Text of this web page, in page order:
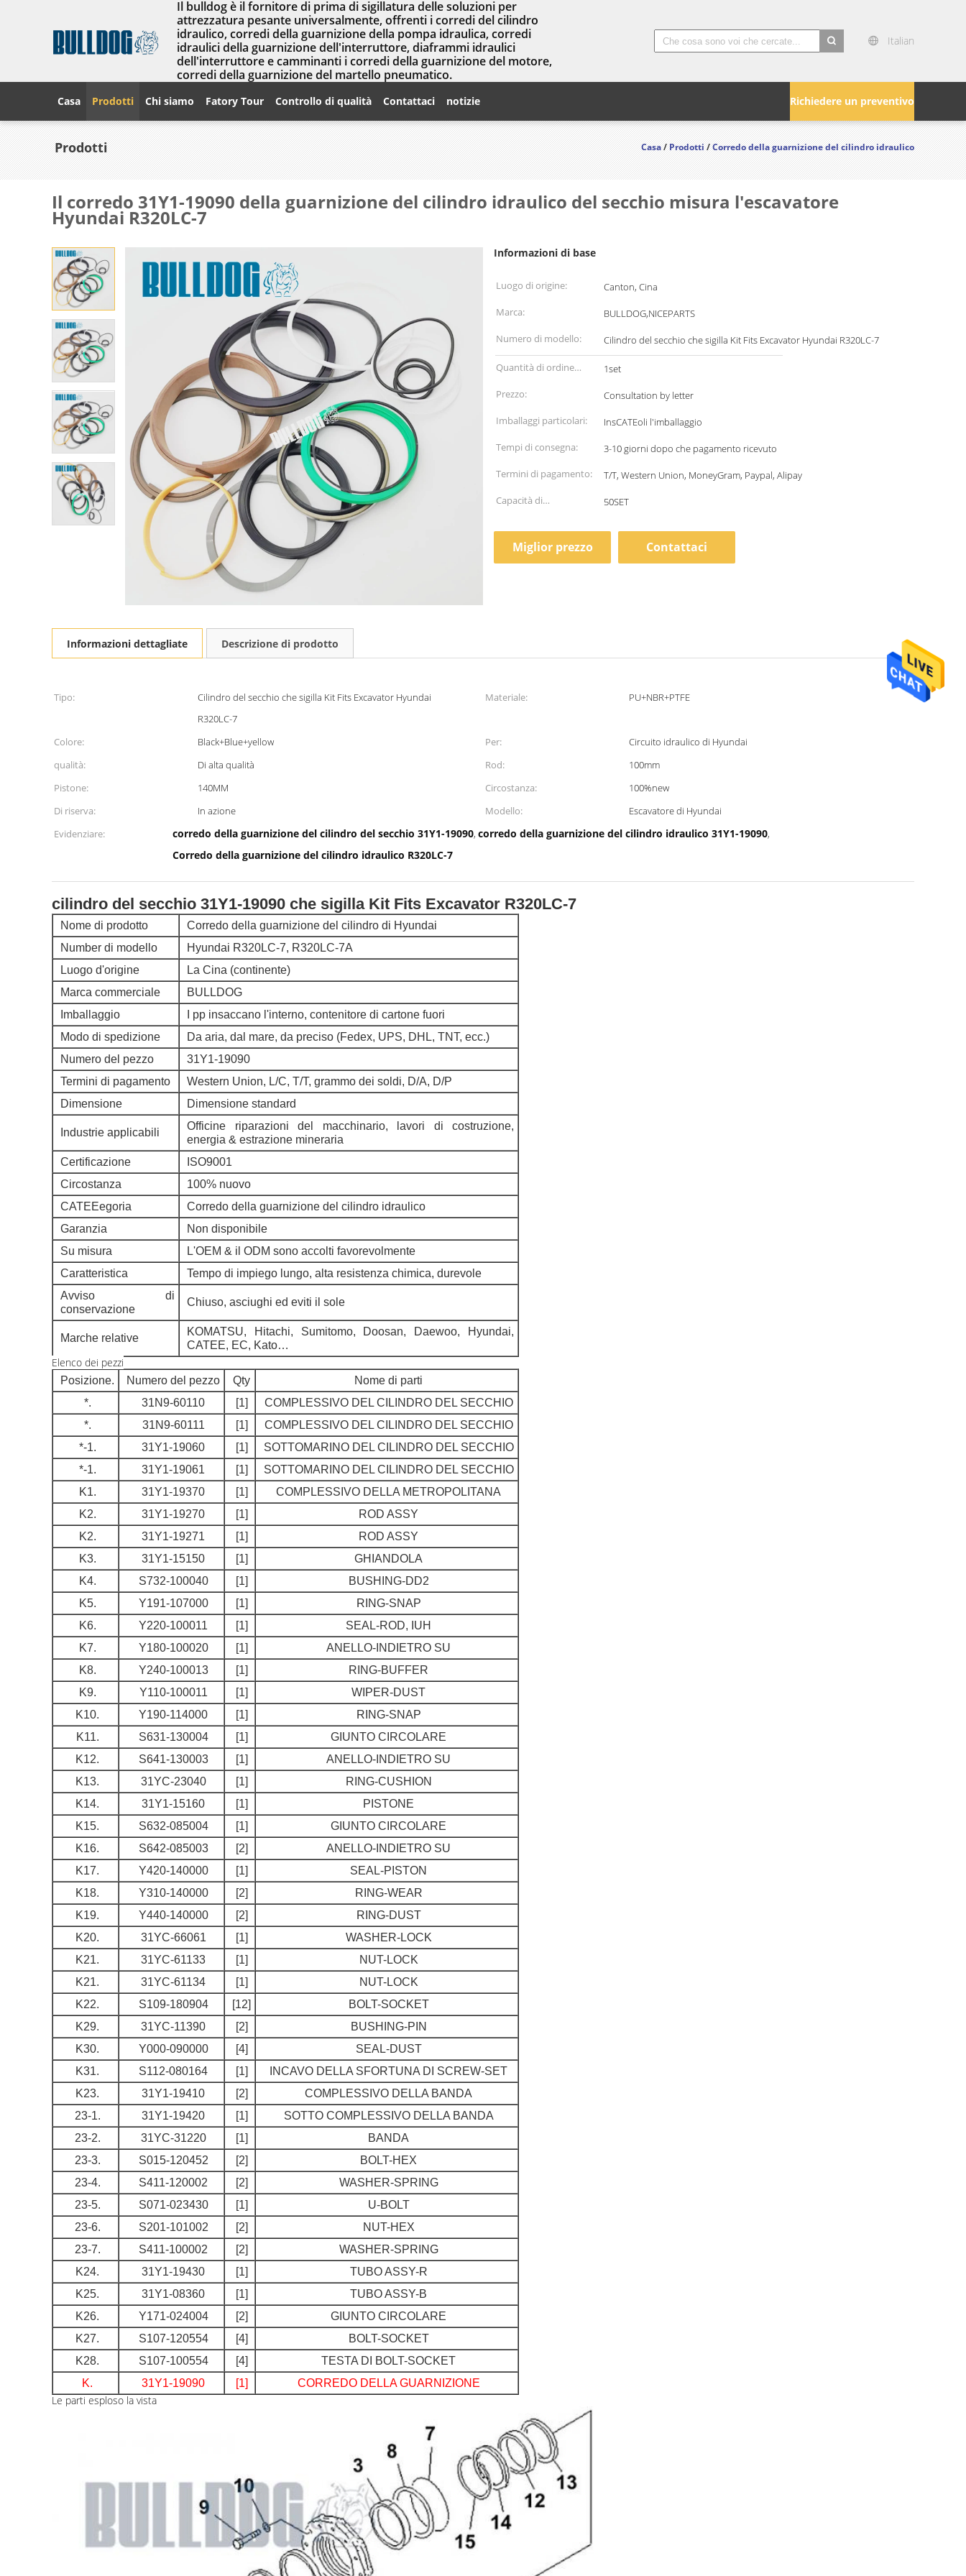
Il bulldog è il fornitore di prima di sigillatura delle soluzioni per
attrezzatura pesante universalmente, offrenti i corredi del cilindro
idraulico, corredi della guarnizione della pompa idraulica, corredi
idraulici della guarnizione dell'interruttore, diaframmi idraulici
dell'interruttore e camminanti i corredi della guarnizione del motore,
corredi della guarnizione del martello pneumatico.
Italian
Richiedere un preventivo
Casa Prodotti Chi siamo Fatory Tour Controllo di qualità Contattaci notizie
Prodotti Casa/Prodotti/Corredo della guarnizione del cilindro idraulico
Il corredo 31Y1-19090 della guarnizione del cilindro idraulico del secchio misura l'escavatore
Hyundai R320LC-7
Informazioni di base
Luogo di origine:
Canton, Cina
Marca:
BULLDOG,NICEPARTS
Numero di modello:
Cilindro del secchio che sigilla Kit Fits Excavator Hyundai R320LC-7
Quantità di ordine
minimo:
1set
Prezzo:
Consultation by letter
Imballaggi particolari:
InsCATEoli l'imballaggio
Tempi di consegna:
3-10 giorni dopo che pagamento ricevuto
Termini di pagamento:
T/T, Western Union, MoneyGram, Paypal, Alipay
Capacità di
50SET
Miglior prezzo Contattaci
Informazioni dettagliate Descrizione di prodotto
Tipo:
Cilindro del secchio che sigilla Kit Fits Excavator Hyundai
R320LC-7
Materiale: PU+NBR+PTFE
Colore: Black+Blue+yellow Per:
Circuito idraulico di Hyundai
qualità:
Di alta qualità Rod:
100mm
Pistone:
140MM Circostanza:
100%new
Di riserva:
In azione Modello:
Escavatore di Hyundai
Evidenziare:
corredo della guarnizione del cilindro del secchio 31Y1-19090, corredo della guarnizione del cilindro idraulico 31Y1-19090,
Corredo della guarnizione del cilindro idraulico R320LC-7
cilindro del secchio 31Y1-19090 che sigilla Kit Fits Excavator R320LC-7
Nome di prodotto
Corredo della guarnizione del cilindro di Hyundai
Number di modello
Hyundai R320LC-7, R320LC-7A
Luogo d'origine
La Cina (continente)
Marca commerciale
BULLDOG
Imballaggio
I pp insaccano l'interno, contenitore di cartone fuori
Modo di spedizione
Da aria, dal mare, da preciso (Fedex, UPS, DHL, TNT, ecc.)
Numero del pezzo
31Y1-19090
Termini di pagamento
Western Union, L/C, T/T, grammo dei soldi, D/A, D/P
Dimensione
Dimensione standard
Industrie applicabili
Officine riparazioni del macchinario, lavori di costruzione,
energia & estrazione mineraria
Certificazione
ISO9001
Circostanza
100% nuovo
CATEEegoria
Corredo della guarnizione del cilindro idraulico
Garanzia
Non disponibile
Su misura
L'OEM & il ODM sono accolti favorevolmente
Caratteristica
Tempo di impiego lungo, alta resistenza chimica, durevole
Avviso di
conservazione
Chiuso, asciughi ed eviti il sole
Marche relative
KOMATSU, Hitachi, Sumitomo, Doosan, Daewoo, Hyundai,
CATEE, EC, Kato…
Elenco dei pezzi
Posizione. Numero del pezzo Qty
Nome di parti
*.
31N9-60110 [1]
COMPLESSIVO DEL CILINDRO DEL SECCHIO
*.
31N9-60111 [1]
COMPLESSIVO DEL CILINDRO DEL SECCHIO
*-1.
31Y1-19060 [1]
SOTTOMARINO DEL CILINDRO DEL SECCHIO
*-1.
31Y1-19061 [1]
SOTTOMARINO DEL CILINDRO DEL SECCHIO
K1.
31Y1-19370 [1]
COMPLESSIVO DELLA METROPOLITANA
K2.
31Y1-19270 [1]
ROD ASSY
K2.
31Y1-19271 [1]
ROD ASSY
K3.
31Y1-15150 [1]
GHIANDOLA
K4.
S732-100040 [1]
BUSHING-DD2
K5.
Y191-107000 [1]
RING-SNAP
K6.
Y220-100011 [1]
SEAL-ROD, IUH
K7.
Y180-100020 [1]
ANELLO-INDIETRO SU
K8.
Y240-100013 [1]
RING-BUFFER
K9.
Y110-100011 [1]
WIPER-DUST
K10.
Y190-114000 [1]
RING-SNAP
K11.
S631-130004 [1]
GIUNTO CIRCOLARE
K12.
S641-130003 [1]
ANELLO-INDIETRO SU
K13.
31YC-23040 [1]
RING-CUSHION
K14.
31Y1-15160 [1]
PISTONE
K15.
S632-085004 [1]
GIUNTO CIRCOLARE
K16.
S642-085003 [2]
ANELLO-INDIETRO SU
K17.
Y420-140000 [1]
SEAL-PISTON
K18.
Y310-140000 [2]
RING-WEAR
K19.
Y440-140000 [2]
RING-DUST
K20.
31YC-66061 [1]
WASHER-LOCK
K21.
31YC-61133 [1]
NUT-LOCK
K21.
31YC-61134 [1]
NUT-LOCK
K22.
S109-180904 [12]
BOLT-SOCKET
K29.
31YC-11390 [2]
BUSHING-PIN
K30.
Y000-090000 [4]
SEAL-DUST
K31.
S112-080164 [1]
INCAVO DELLA SFORTUNA DI SCREW-SET
K23.
31Y1-19410 [2]
COMPLESSIVO DELLA BANDA
23-1.
31Y1-19420 [1]
SOTTO COMPLESSIVO DELLA BANDA
23-2.
31YC-31220 [1]
BANDA
23-3.
S015-120452 [2]
BOLT-HEX
23-4.
S411-120002 [2]
WASHER-SPRING
23-5.
S071-023430 [1]
U-BOLT
23-6.
S201-101002 [2]
NUT-HEX
23-7.
S411-100002 [2]
WASHER-SPRING
K24.
31Y1-19430 [1]
TUBO ASSY-R
K25.
31Y1-08360 [1]
TUBO ASSY-B
K26.
Y171-024004 [2]
GIUNTO CIRCOLARE
K27.
S107-120554 [4]
BOLT-SOCKET
K28.
S107-100554 [4]
TESTA DI BOLT-SOCKET
K.
31Y1-19090 [1] CORREDO DELLA GUARNIZIONE
Le parti esploso la vista